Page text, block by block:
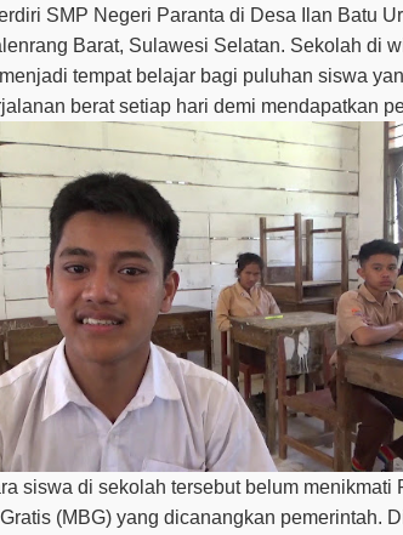
SMP Negeri Paranta di Desa Ilan Batu
Barat, Sulawesi Selatan. Sekolah di
tempat belajar bagi puluhan siswa
berat setiap hari demi mendapatkan
siswa di sekolah tersebut belum menikmati
(MBG) yang dicanangkan pemerintah.